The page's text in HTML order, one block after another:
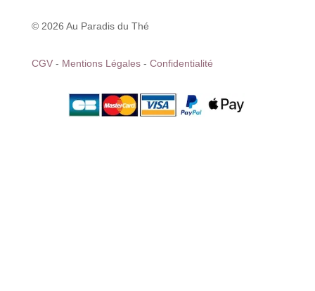
© 2026 Au Paradis du Thé
CGV- Mentions Légales- Confidentialité